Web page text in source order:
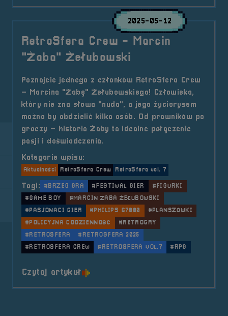
2025-05-12
RetroSfera Crew - Marcin
"Żaba" Żełubowski
Poznajcie jednego z członków RetroSfera Crew
– Marcina "Żabę" Żełubowskiego! Człowieka,
który nie zna słowa "nuda", a jego życiorysem
można by obdzielić kilka osób. Od prawników po
graczy – historia Żaby to idealne połączenie
pasji i doświadczenia.
Kategorie wpisu:
Aktualności RetroSfera Crew RetroSfera vol. 7
Tagi: #BRZEG GRA #FESTIWAL GIER
#FIGURKI
#GAME BOY
#MARCIN ŻABA ŻEŁUBOWSKI
#PASJONACI GIER
#PHILIPS G7000
#PLANSZÓWKI
#POLICYJNA CODZIENNOŚĆ
#RETROGRY
#RETROSFERA
#RETROSFERA 2025
#RETROSFERA CREW
#RETROSFERA VOL.7 #RPG
Czytaj artykuło tytule RetroSfera Crew